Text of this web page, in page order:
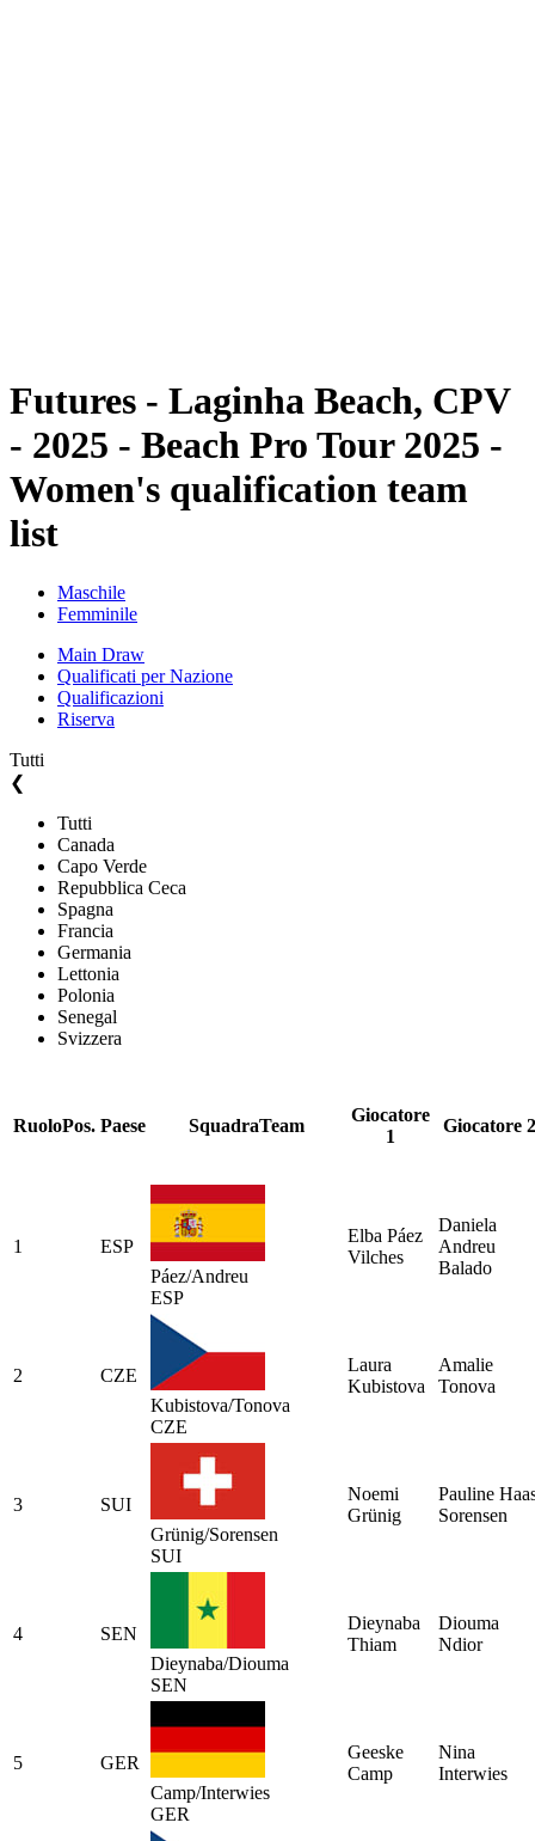
Futures - Laginha Beach, CPV
- 2025 - Beach Pro Tour 2025 -
Women's qualification team
list
Maschile
Femminile
Main Draw
Qualificati per Nazione
Qualificazioni
Riserva
Tutti
❮
Tutti
Canada
Capo Verde
Repubblica Ceca
Spagna
Francia
Germania
Lettonia
Polonia
Senegal
Svizzera
RuoloPos. Paese SquadraTeam
Giocatore
1
Giocatore 2
1
ESP
Páez/Andreu
ESP
Elba Páez
Vilches
Daniela
Andreu
Balado
2
CZE
Kubistova/Tonova
CZE
Laura
Kubistova
Amalie
Tonova
3
SUI
Grünig/Sorensen
SUI
Noemi
Grünig
Pauline
Sorensen
4
SEN
Dieynaba/Diouma
SEN
Dieynaba
Thiam
Diouma
Ndior
5
GER
Camp/Interwies
GER
Geeske
Camp
Nina
Interwies